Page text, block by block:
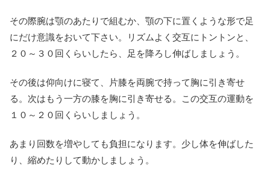
その際腕は顎のあたりで組むか、顎の下に置くような形で足
にだけ意識をおいて下さい。リズムよく交互にトントンと、
２０～３０回くらいしたら、足を降ろし伸ばしましょう。
その後は仰向けに寝て、片膝を両腕で持って胸に引き寄せ
る。次はもう一方の膝を胸に引き寄せる。この交互の運動を
１０～２０回くらいしましょう。
あまり回数を増やしても負担になります。少し体を伸ばした
り、縮めたりして動かしましょう。